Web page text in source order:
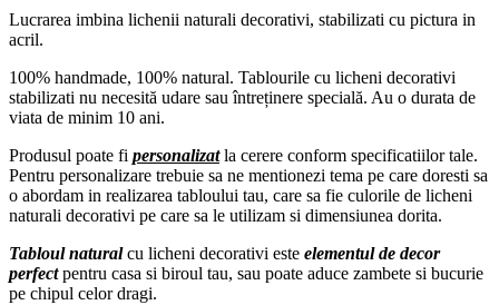
Lucrarea imbina lichenii naturali decorativi, stabilizati cu pictura in
acril.
100% handmade, 100% natural. Tablourile cu licheni decorativi
stabilizati nu necesită udare sau întreținere specială. Au o durata de
viata de minim 10 ani.
Produsul poate fi personalizatla cerere conform specificatiilor tale.
Pentru personalizare trebuie sa ne mentionezi tema pe care doresti sa
o abordam in realizarea tabloului tau, care sa fie culorile de licheni
naturali decorativi pe care sa le utilizam si dimensiunea dorita.
Tabloul naturalcu licheni decorativi este elementul de decor
perfectpentru casa si biroul tau, sau poate aduce zambete si bucurie
pe chipul celor dragi.